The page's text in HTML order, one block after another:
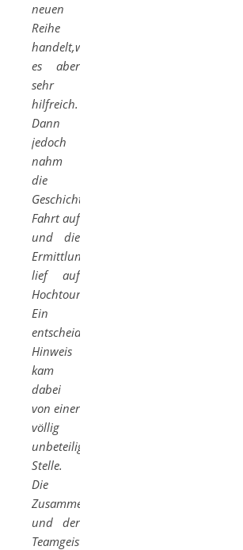
neuen
Reihe
handelt,war
es aber
sehr
hilfreich.
Dann
jedoch
nahm
die
Geschichte
Fahrt auf
und die
Ermittlungsarbeit
lief auf
Hochtouren.
Ein
entscheidender
Hinweis
kam
dabei
von einer
völlig
unbeteiligten
Stelle.
Die
Zusammenarbeit
und der
Teamgeist